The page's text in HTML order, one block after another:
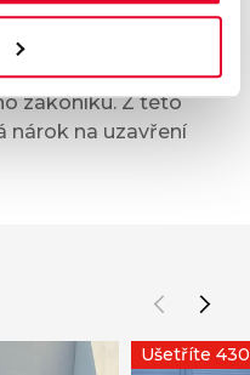
indikativní nabídka
nebo § 1732
nejedná o veřejný
zákoníku. Z této
nárok na uzavření
Ušetříte